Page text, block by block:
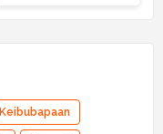
Keibubapaan